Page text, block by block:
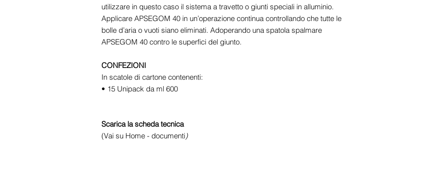
utilizzare in questo caso il sistema a travetto o giunti speciali in alluminio.
Applicare APSEGOM 40 in un’operazione continua controllando che tutte le
bolle d’aria o vuoti siano eliminati. Adoperando una spatola spalmare
APSEGOM 40 contro le superfici del giunto.
CONFEZIONI
In scatole di cartone contenenti:
• 15 Unipack da ml 600
Scarica la scheda tecnica
(Vai su Home - documenti)